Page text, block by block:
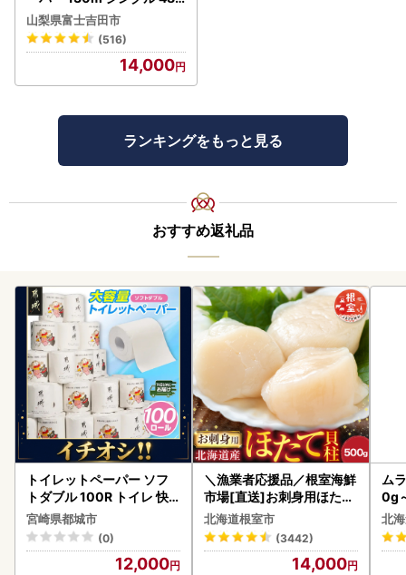
芯なし 3倍巻 トイレット
山梨県富士吉田市
(516)
14,000
ランキングをもっと見る
おすすめ返礼品
トイレットペーパー ソフ
トダブル 100R トイレ 快
速〔12-I5-TP100-R〕
宮崎県都城市
(0)
12,000
＼漁業者応援品／根室海鮮
市場[直送]お刺身用ほたて
貝柱500g A-28002
北海道根室市
(3442)
14,000
ム
0g
北